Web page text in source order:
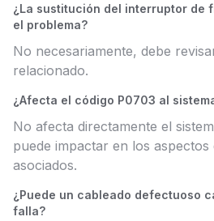
¿La sustitución del interruptor de
el problema?
No necesariamente, debe
relacionado.
¿Afecta el código P0703 al
No afecta directamente el
puede impactar en los
asociados.
¿Puede un cableado defectuoso
falla?